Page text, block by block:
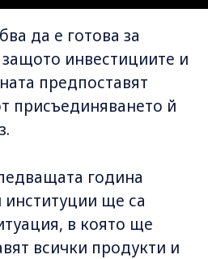
да е готова за
инвестициите и
предпоставят
присъединяването й
година
ще са
в която ще
всички продукти и